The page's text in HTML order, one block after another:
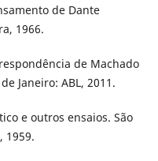
de Dante
1966.
de Machado
Janeiro: ABL, 2011.
e outros ensaios. São
1959.